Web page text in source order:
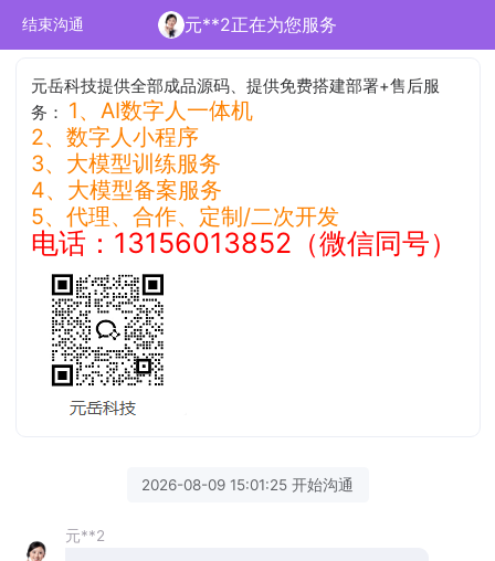
结束沟通 元**2正在为您服务
元岳科技提供全部成品源码、提供免费搭建部署+售后服
务： 1、AI数字人一体机
2、数字人小程序
3、大模型训练服务
4、大模型备案服务
5、代理、合作、定制/二次开发
电话：13156013852（微信同号）
2026-08-09 15:01:25 开始沟通
元**2